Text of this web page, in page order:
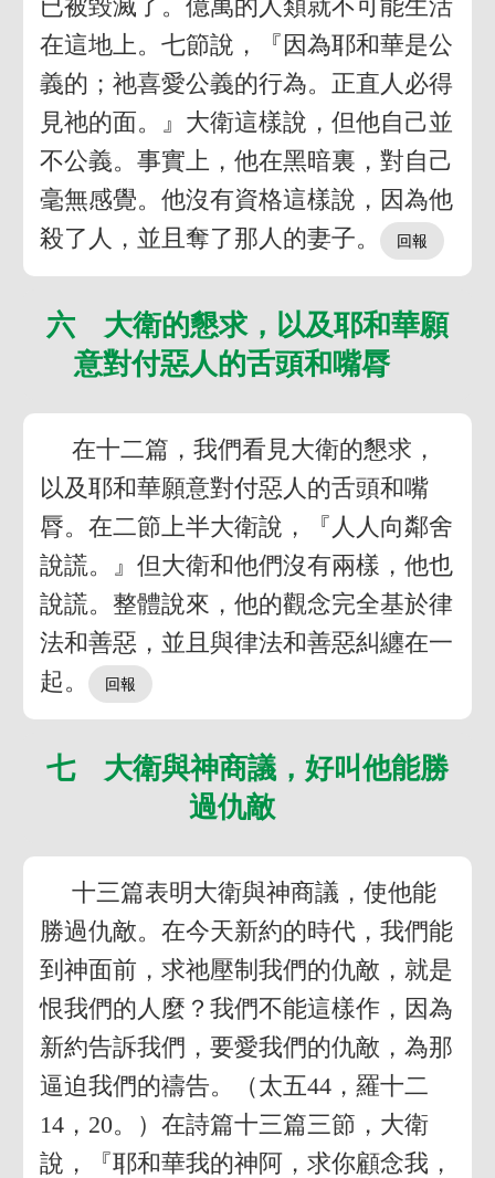
已被毀滅了。億萬的人類就不可能生活
在這地上。七節說，『因為耶和華是公
義的；祂喜愛公義的行為。正直人必得
見祂的面。』大衛這樣說，但他自己並
不公義。事實上，他在黑暗裏，對自己
毫無感覺。他沒有資格這樣說，因為他
殺了人，並且奪了那人的妻子。
六 大衛的懇求，以及耶和華願
意對付惡人的舌頭和嘴脣
在十二篇，我們看見大衛的懇求，
以及耶和華願意對付惡人的舌頭和嘴
脣。在二節上半大衛說，『人人向鄰舍
說謊。』但大衛和他們沒有兩樣，他也
說謊。整體說來，他的觀念完全基於律
法和善惡，並且與律法和善惡糾纏在一
起。
七 大衛與神商議，好叫他能勝
過仇敵
十三篇表明大衛與神商議，使他能
勝過仇敵。在今天新約的時代，我們能
到神面前，求祂壓制我們的仇敵，就是
恨我們的人麼？我們不能這樣作，因為
新約告訴我們，要愛我們的仇敵，為那
逼迫我們的禱告。（太五44，羅十二
14，20。）在詩篇十三篇三節，大衛
說，『耶和華我的神阿，求你顧念我，